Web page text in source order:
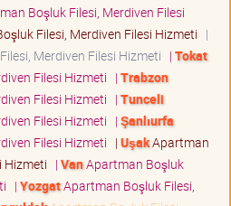
Boşluk Filesi, Merdiven Filesi
Filesi, Merdiven Filesi Hizmeti |
Merdiven Filesi Hizmeti | Tokat
Filesi Hizmeti | Trabzon
Filesi Hizmeti | Tunceli
Filesi Hizmeti | Şanlıurfa
Filesi Hizmeti | UşakApartman
Hizmeti | VanApartman Boşluk
| YozgatApartman Boşluk Filesi,